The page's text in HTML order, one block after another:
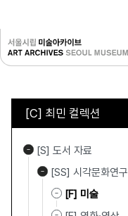
[C] 최민 컬렉션
[S] 도서 자료
[SS] 시각문화연구
[F] 미술